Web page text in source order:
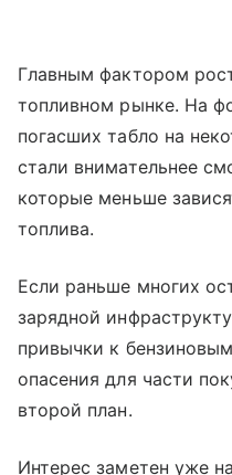
Главным фактором
топливном рынке. На
погасших табло на
стали внимательнее
которые меньше
топлива.
Если раньше многих
зарядной
привычки к
опасения для части
второй план.
Интерес заметен уже